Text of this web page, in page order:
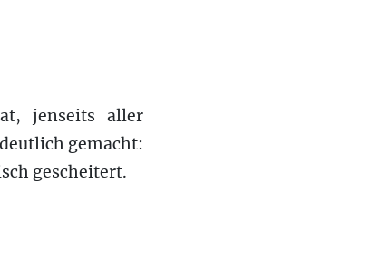
jenseits aller
gemacht:
gescheitert.